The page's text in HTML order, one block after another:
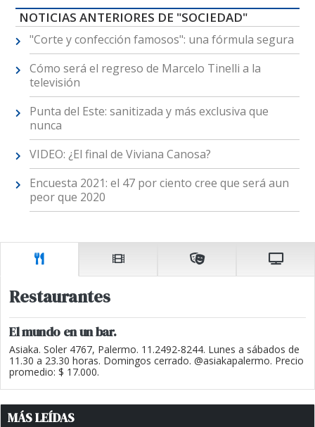
NOTICIAS ANTERIORES DE "SOCIEDAD"
"Corte y confección famosos": una fórmula segura
Cómo será el regreso de Marcelo Tinelli a la
televisión
Punta del Este: sanitizada y más exclusiva que
nunca
VIDEO: ¿El final de Viviana Canosa?
Encuesta 2021: el 47 por ciento cree que será aun
peor que 2020
Restaurantes
El mundo en un bar.
Asiaka. Soler 4767, Palermo. 11.2492-8244. Lunes a sábados de
11.30 a 23.30 horas. Domingos cerrado. @asiakapalermo. Precio
promedio: $ 17.000.
MÁS LEÍDAS